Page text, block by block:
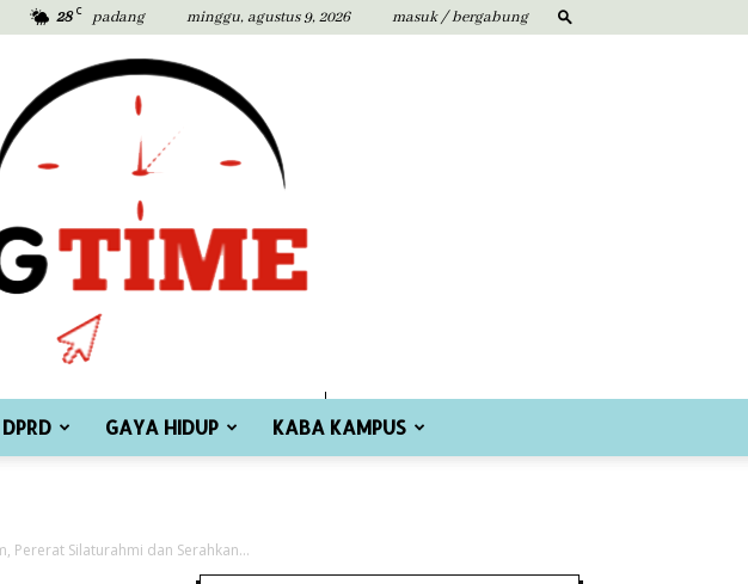
28 C padang minggu, agustus 9, 2026 masuk / bergabung
DPRD GAYA HIDUP KABA KAMPUS
Pererat Silaturahmi dan Serahkan...